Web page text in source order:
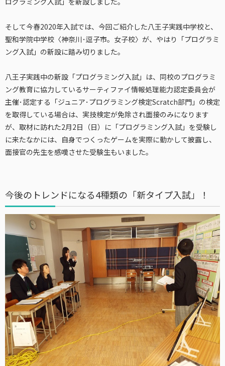
そして今春2020年入試では、今回ご紹介した八王子実践中学校と、
聖和学院中学校〈神奈川･逗子市。女子校〉が、やはり「プログラミ
ング入試」の新設に踏み切りました。
八王子実践中の新設「プログラミング入試」は、同校のプログラミ
ング教育に協力しているサーティファイ情報処理能力認定委員会が
主催･認定する「ジュニア･プログラミング検定Scratch部門」の検定
を取得している場合は、実技検定が免除され面接のみになります
が、取材に訪れた2月2日（日）に「プログラミング入試」を受験し
に来たなかには、自身でつくったゲームを実際に動かして披露し、
面接官の先生を感嘆させた受験生もいました。
今後のトレンドになる4種類の「新タイプ入試」！